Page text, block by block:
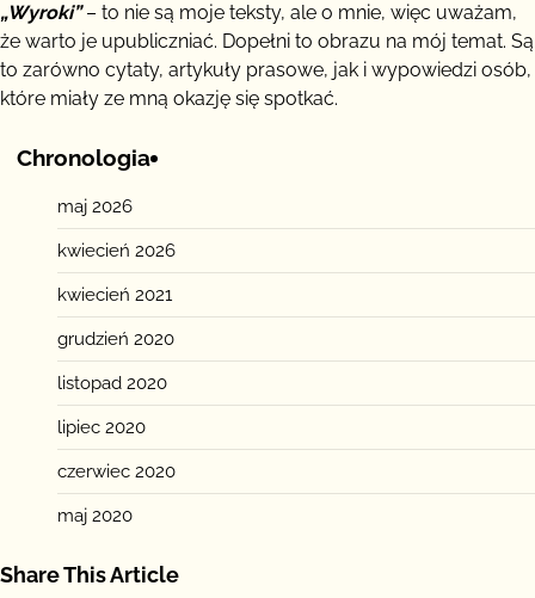
„Wyroki”– to nie są moje teksty, ale o mnie, więc uważam,
że warto je upubliczniać. Dopełni to obrazu na mój temat. Są
to zarówno cytaty, artykuły prasowe, jak i wypowiedzi osób,
które miały ze mną okazję się spotkać.
Chronologia
maj 2026
kwiecień 2026
kwiecień 2021
grudzień 2020
listopad 2020
lipiec 2020
czerwiec 2020
maj 2020
Share This Article